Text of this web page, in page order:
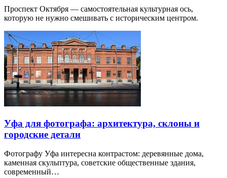
Проспект Октября — самостоятельная культурная ось,
которую не нужно смешивать с историческим центром.
Уфа для фотографа: архитектура, склоны и
городские детали
Фотографу Уфа интересна контрастом: деревянные дома,
каменная скульптура, советские общественные здания,
современный…